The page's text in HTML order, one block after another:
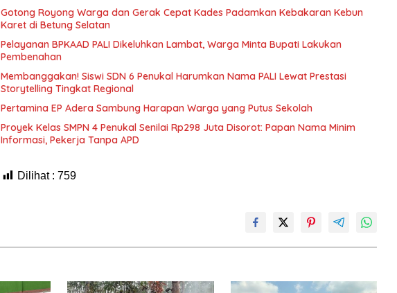
Gotong Royong Warga dan Gerak Cepat Kades Padamkan Kebakaran Kebun
Karet di Betung Selatan
Pelayanan BPKAAD PALI Dikeluhkan Lambat, Warga Minta Bupati Lakukan
Pembenahan
Membanggakan! Siswi SDN 6 Penukal Harumkan Nama PALI Lewat Prestasi
Storytelling Tingkat Regional
Pertamina EP Adera Sambung Harapan Warga yang Putus Sekolah
Proyek Kelas SMPN 4 Penukal Senilai Rp298 Juta Disorot: Papan Nama Minim
Informasi, Pekerja Tanpa APD
Dilihat : 759